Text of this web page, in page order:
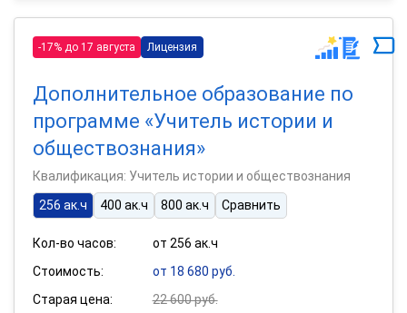
-17% до 17 августа Лицензия
Дополнительное образование по
программе «Учитель истории и
обществознания»
Квалификация: Учитель истории и обществознания
256 ак.ч
400 ак.ч 800 ак.ч Сравнить
Кол-во часов:
от 256 ак.ч
Стоимость:
от 18 680 руб.
Старая цена:
22 600 руб.